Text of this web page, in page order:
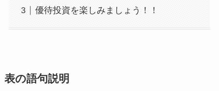
優待投資を楽しみましょう！！
表の語句説明